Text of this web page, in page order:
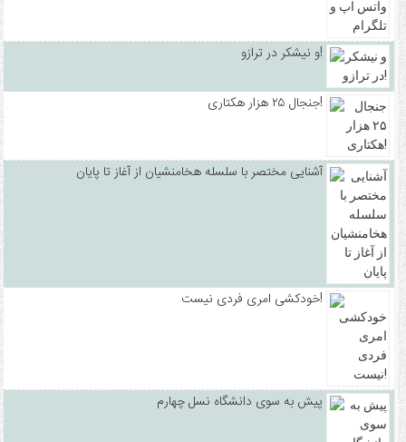
و نیشکر در ترازو!
جنجال ۲۵ هزار هکتاری!
آشنایی مختصر با سلسله هخامنشیان از آغاز تا پایان
خودکشی امری فردی نیست!
پیش به سوی دانشگاه نسل چهارم